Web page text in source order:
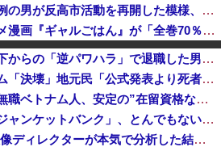
今まで沈黙を保っていた例の男が反高市活動を再開した模様、財務省を手を組んでの返り咲きが狙いか？
【本日終了】人気ラブコメ漫画『ギャルごはん』が「全巻70％」オフ、『ジャンケットバンク』 『BUNGO―ブンゴ―』の「39％オフクーポン」激安セ...
【衝撃】俳優の亀石太夏匡さん、交通事故で頭蓋骨を骨折した結果・・・
『悲鳴』を上げてしまう・・・・・
一度の注意が火種に…部下からの「逆パワハラ」で退職した男性、指導とハラスメントの境界は
中国「大洪水！」中国ダム「決壊」地元民「公式発表より死者多い！」中国政府「住民拘束！（安否不明」中国当局「救助隊動画も削除」台風13号「三峡ダム接近中」→
女性を殺害し山に捨てた無職ベトナム人、安定の”在留資格なし”だった
【朗報】ヤンジャンの「ジャンケットバンク」、とんでもないことになるｗｗｗｗ
高市早苗熊本視察PVを映像ディレクターが本気で分析した結果、ヒトラー演説と同等の事をやろうとしてたと発覚する